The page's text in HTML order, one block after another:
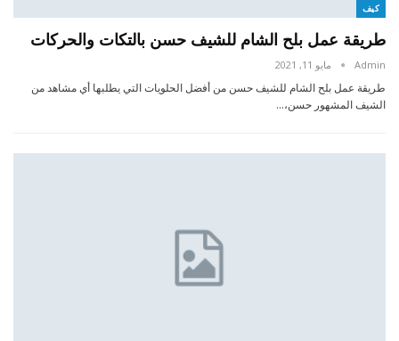
كيف
طريقة عمل بلح الشام للشيف حسن بالتكات والحركات
Admin مايو 11, 2021
طريقة عمل بلح الشام للشيف حسن من أفضل الحلويات التي يطلبها أي مشاهد من
الشيف المشهور حسن،…